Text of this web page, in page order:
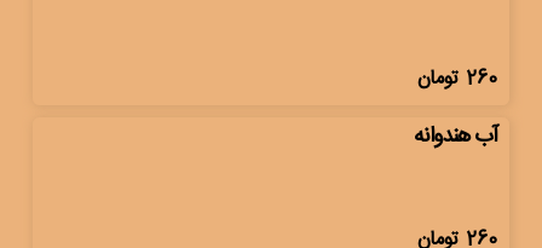
260 تومان
آب هندوانه
260 تومان